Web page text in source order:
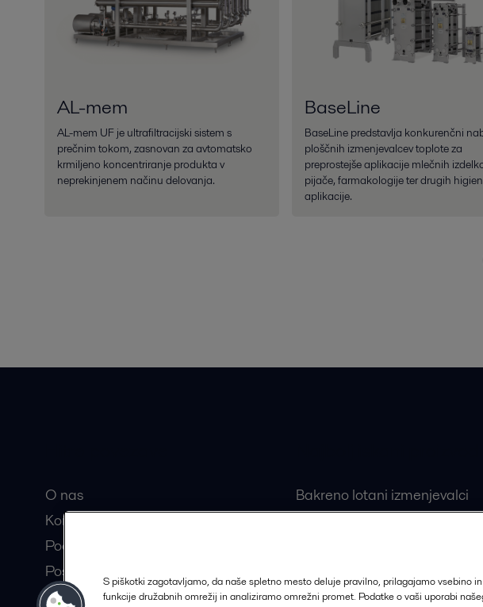
AL-mem
AL-mem UF je ultrafiltracijski sistem s
prečnim tokom, zasnovan za avtomatsko
krmiljeno koncentriranje produkta v
neprekinjenem načinu delovanja.
BaseLine
BaseLine predstavlja konkurenčni
ploščnih izmenjevalcev toplote za
preprostejše aplikacije mlečnih
pijače, farmakologije ter drugih
aplikacije.
O nas
Kontakt
Pooblaščeni partnerji
Postanite partner Alfa Laval
Trajnostne rešitve
Bakreno lotani izmenjevalci
S piškotki zagotavljamo, da naše spletno mesto deluje pravilno, prilagajamo vsebino
funkcije družabnih omrežij in analiziramo omrežni promet. Podatke o vaši uporabi